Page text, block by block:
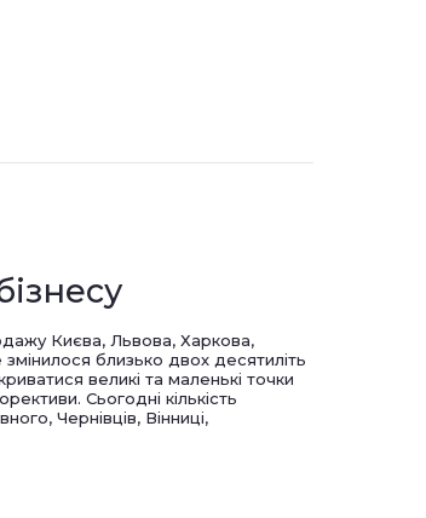
Києва, Львова, Харкова,
близько двох десятиліть
великі та маленькі точки
Сьогодні кількість
Чернівців, Вінниці,